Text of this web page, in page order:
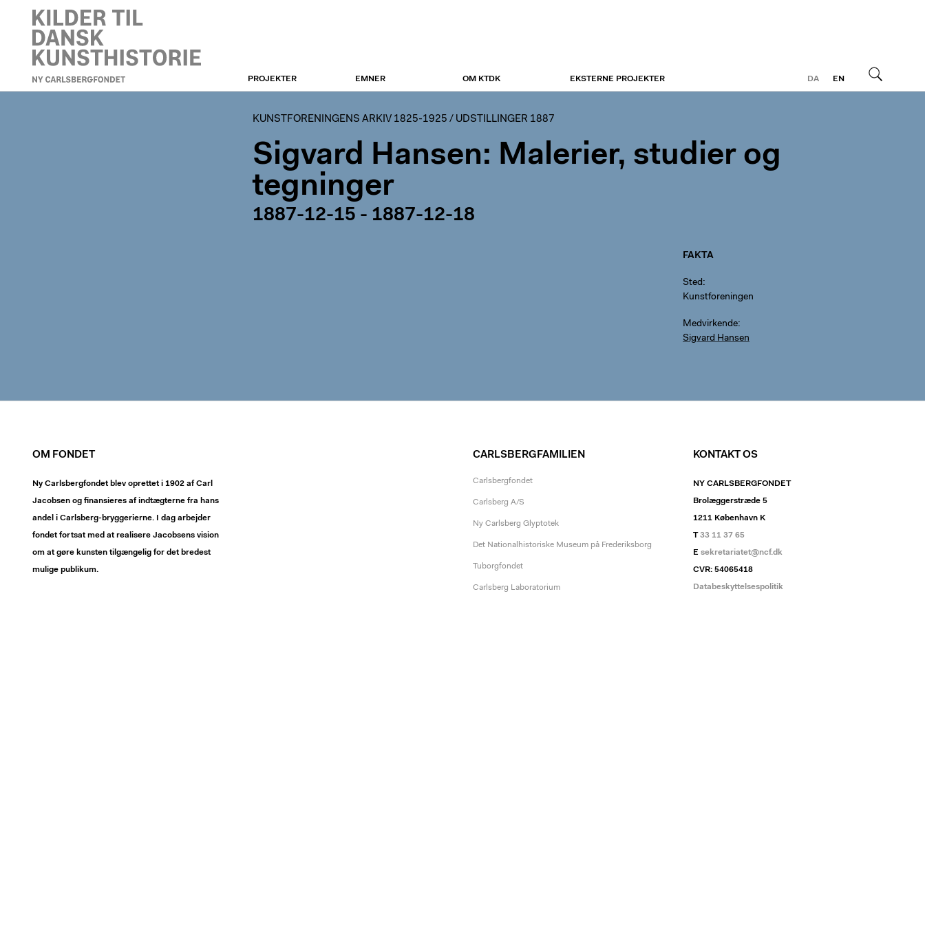
KUNSTFORENINGEN
DA
EN
PROJEKTER EMNER OM KTDK EKSTERNE PROJEKTER
KUNSTFORENINGENS ARKIV 1825-1925 / UDSTILLINGER 1887
Sigvard Hansen: Malerier, studier og
tegninger
1887-12-15 - 1887-12-18
FAKTA
Sted
Kunstforeningen
Medvirkende
Sigvard Hansen
OM FONDET
Ny Carlsbergfondet blev oprettet i 1902 af Carl
Jacobsen og finansieres af indtægterne fra hans
andel i Carlsberg-bryggerierne. I dag arbejder
fondet fortsat med at realisere Jacobsens vision
om at gøre kunsten tilgængelig for det bredest
mulige publikum.
CARLSBERGFAMILIEN
Carlsbergfondet
Carlsberg A/S
Ny Carlsberg Glyptotek
Det Nationalhistoriske Museum på Frederiksborg
Tuborgfondet
Carlsberg Laboratorium
KONTAKT OS
NY CARLSBERGFONDET
Brolæggerstræde 5
1211 København K
T33 11 37 65
E sekretariatet@ncf.dk
CVR: 54065418
Databeskyttelsespolitik